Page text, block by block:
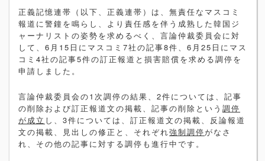
正義記憶連帯（以下、正義連帯）は、無責任なマスコミ
報道に警鐘を鳴らし、より責任感を伴う成熟した韓国ジ
ャーナリストの姿勢を求めるべく、言論仲裁委員会に対
して、 6 月 15 日にマスコミ 7社の記事8件、 6 月 25 日にマス
コミ 4社の記事5件の訂正報道と損害賠償を求める調停を
申請しました。
言論仲裁委員会の1 次調停の結果、 2件については、記事
の削除および訂正報道文の掲載、記事の削除という 調停
が成立 し、 3件については、訂正報道文の掲載、反論報道
文の掲載、見出しの修正と、それぞれ強制調停がなさ
れ、その他の記事に対する調停も進行中です。